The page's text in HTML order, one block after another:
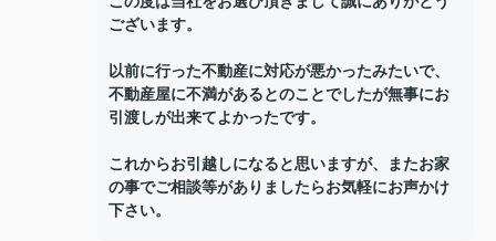
ございます。
以前に行った不動産に対応が悪かったみたいで、
不動産屋に不満があるとのことでしたが無事にお
引渡しが出来てよかったです。
これからお引越しになると思いますが、またお家
の事でご相談等がありましたらお気軽にお声かけ
下さい。